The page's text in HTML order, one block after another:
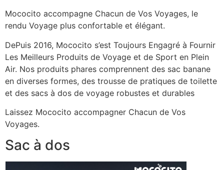
Mococito accompagne Chacun de Vos Voyages, le
rendu Voyage plus confortable et élégant.
DePuis 2016, Mococito s’est Toujours Engagré à Fournir
Les Meilleurs Produits de Voyage et de Sport en Plein
Air. Nos produits phares comprennent des sac banane
en diverses formes, des trousse de pratiques de toilette
et des sacs à dos de voyage robustes et durables
Laissez Mococito accompagner Chacun de Vos
Voyages.
Sac à dos